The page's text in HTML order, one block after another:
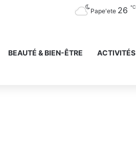
Pape'ete 26 ℃
BEAUTÉ & BIEN-ÊTRE ACTIVITÉS